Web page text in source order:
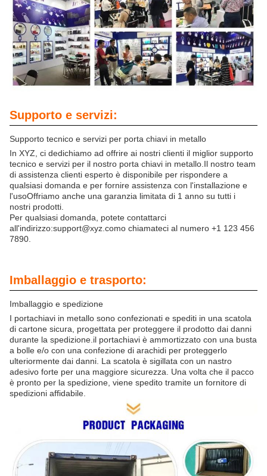
Supporto e servizi:
Supporto tecnico e servizi per porta chiavi in metallo
In XYZ, ci dedichiamo ad offrire ai nostri clienti il miglior supporto
tecnico e servizi per il nostro porta chiavi in metallo.Il nostro team
di assistenza clienti esperto è disponibile per rispondere a
qualsiasi domanda e per fornire assistenza con l'installazione e
l'usoOffriamo anche una garanzia limitata di 1 anno su tutti i
nostri prodotti.
Per qualsiasi domanda, potete contattarci
all'indirizzo:support@xyz.como chiamateci al numero +1 123 456
7890.
Imballaggio e trasporto:
Imballaggio e spedizione
I portachiavi in metallo sono confezionati e spediti in una scatola
di cartone sicura, progettata per proteggere il prodotto dai danni
durante la spedizione.il portachiavi è ammortizzato con una busta
a bolle e/o con una confezione di arachidi per proteggerlo
ulteriormente dai danni. La scatola è sigillata con un nastro
adesivo forte per una maggiore sicurezza. Una volta che il pacco
è pronto per la spedizione, viene spedito tramite un fornitore di
spedizioni affidabile.